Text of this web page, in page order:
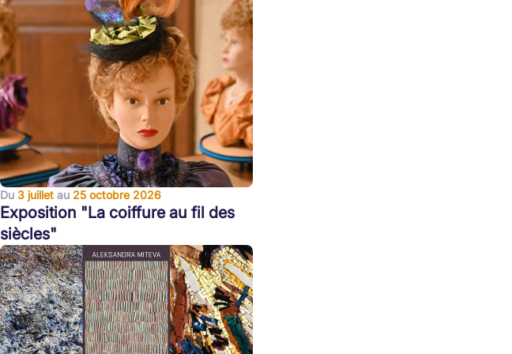
Du 3 juillet au 25 octobre 2026
Exposition "La coiffure au fil des
siècles"